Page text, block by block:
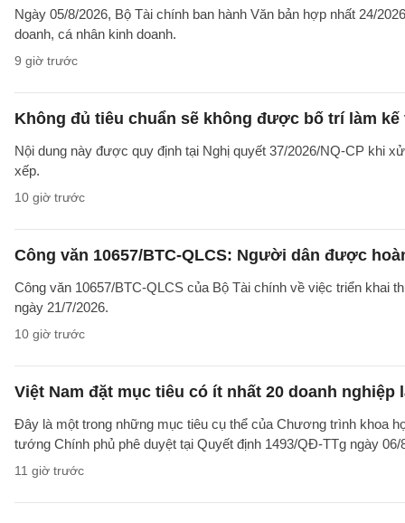
Ngày 05/8/2026, Bộ Tài chính ban hành Văn bản hợp nhất 24/
doanh, cá nhân kinh doanh.
9 giờ trước
Không đủ tiêu chuẩn sẽ không được bố trí làm
Nội dung này được quy định tại Nghị quyết 37/2026/NQ-CP khi
xếp.
10 giờ trước
Công văn 10657/BTC-QLCS: Người dân được
Công văn 10657/BTC-QLCS của Bộ Tài chính về việc triển khai
ngày 21/7/2026.
10 giờ trước
Việt Nam đặt mục tiêu có ít nhất 20 doanh
Đây là một trong những mục tiêu cụ thể của Chương trình khoa
tướng Chính phủ phê duyệt tại Quyết định 1493/QĐ-TTg ngày
11 giờ trước